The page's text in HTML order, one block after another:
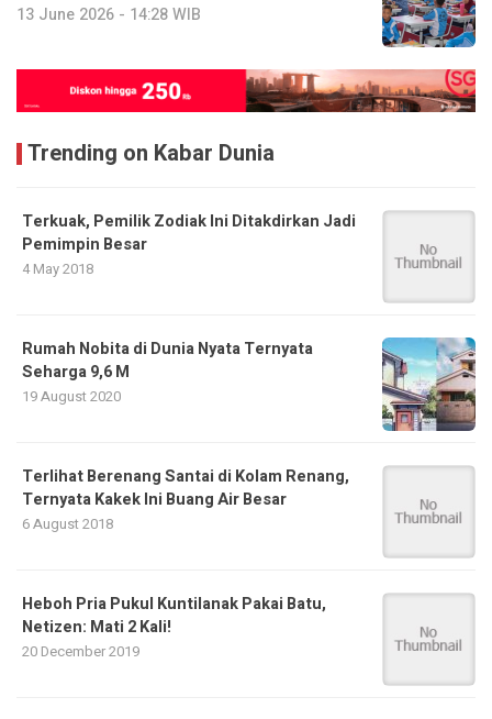
13 June 2026 - 14:28 WIB
Trending on Kabar Dunia
Terkuak, Pemilik Zodiak Ini Ditakdirkan Jadi
Pemimpin Besar
4 May 2018
Rumah Nobita di Dunia Nyata Ternyata
Seharga 9,6 M
19 August 2020
Terlihat Berenang Santai di Kolam Renang,
Ternyata Kakek Ini Buang Air Besar
6 August 2018
Heboh Pria Pukul Kuntilanak Pakai Batu,
Netizen: Mati 2 Kali!
20 December 2019